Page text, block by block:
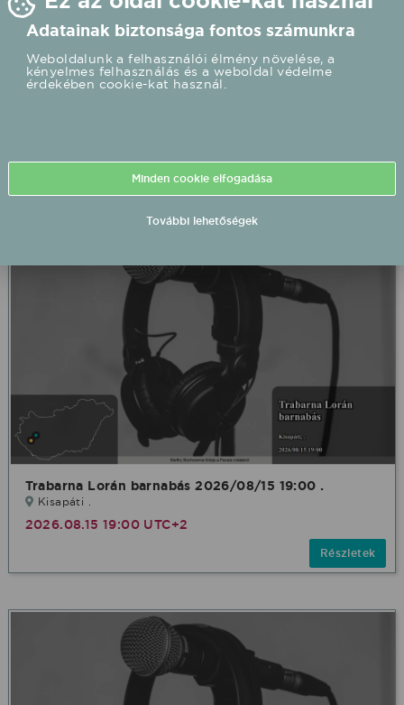
Trabarna Lorán barnabás 2026/08/13 19:00 .
Részletek
Trabarna Lorán barnabás 2026/08/15 19:00 .
Kisapáti .
2026.08.15 19:00 UTC+2
Részletek
Adatainak biztonsága fontos számunkra
Weboldalunk a felhasználói élmény növelése, a
kényelmes felhasználás és a weboldal védelme
érdekében cookie-kat használ.
Minden cookie elfogadása
További lehetőségek